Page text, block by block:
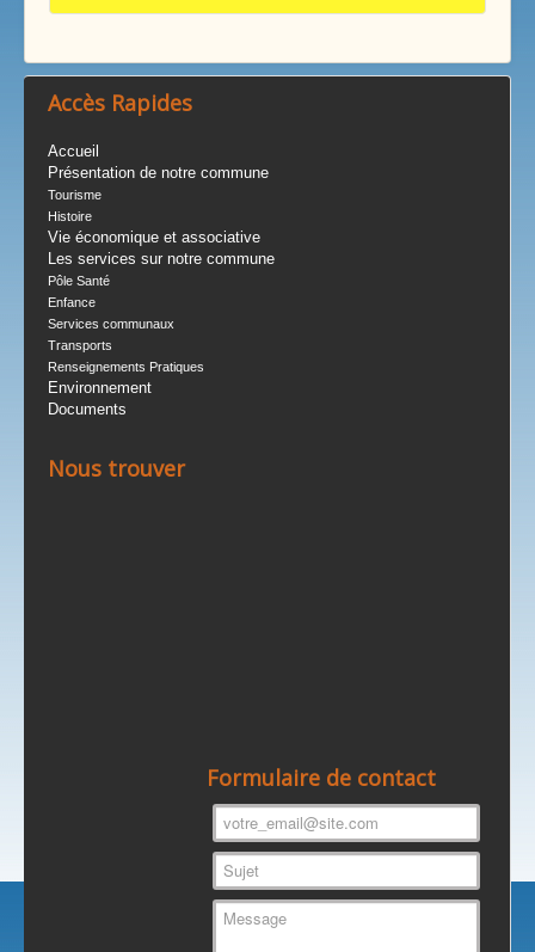
Accès Rapides
Accueil
Présentation de notre commune
Tourisme
Histoire
Vie économique et associative
Les services sur notre commune
Pôle Santé
Enfance
Services communaux
Transports
Renseignements Pratiques
Environnement
Documents
Nous trouver
Formulaire de contact